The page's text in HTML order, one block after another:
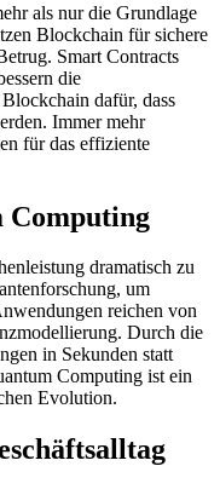
als nur die Grundlage
Blockchain für sichere
Smart Contracts
die
dafür, dass
Immer mehr
für das effiziente
Computing
dramatisch zu
um
reichen von
Durch die
in Sekunden statt
Computing ist ein
Evolution.